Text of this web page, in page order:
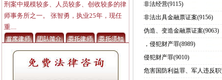
刑案中规模较多、人员较多、创收较多的律
师事务所之一。 张智勇，执业25年，现任
重....
非法经营(9115)
非法出具金融票证案(9156)
伪造、变造金融票证案(9063)
，侵犯财产罪(8989)
侵犯财产罪(9010)
危害国防利益罪、军人违反